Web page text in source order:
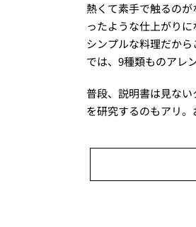
熱くて素手で触るの
ったような仕上がり
シンプルな料理だか
では、9種類ものアレ
普段、説明書は見な
を研究するのもアリ